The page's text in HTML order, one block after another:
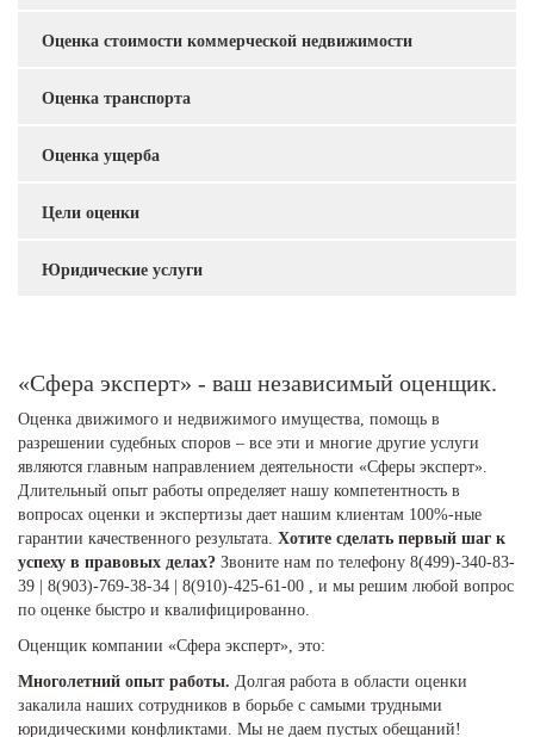
Оценка стоимости коммерческой недвижимости
Оценка транспорта
Оценка ущерба
Цели оценки
Юридические услуги
«Сфера эксперт» - ваш независимый оценщик.
Оценка движимого и недвижимого имущества, помощь в
разрешении судебных споров – все эти и многие другие услуги
являются главным направлением деятельности «Сферы эксперт».
Длительный опыт работы определяет нашу компетентность в
вопросах оценки и экспертизы дает нашим клиентам 100%-ные
гарантии качественного результата. Хотите сделать первый шаг к
успеху в правовых делах? Звоните нам по телефону 8(499)-340-83-
39 | 8(903)-769-38-34 | 8(910)-425-61-00 , и мы решим любой вопрос
по оценке быстро и квалифицированно.
Оценщик компании «Сфера эксперт», это:
Многолетний опыт работы. Долгая работа в области оценки
закалила наших сотрудников в борьбе с самыми трудными
юридическими конфликтами. Мы не даем пустых обещаний!